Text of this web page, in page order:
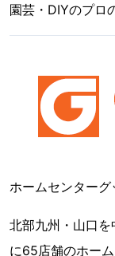
園芸・DIYのプロ
ホームセンター
北部九州・山口
に65店舗のホー